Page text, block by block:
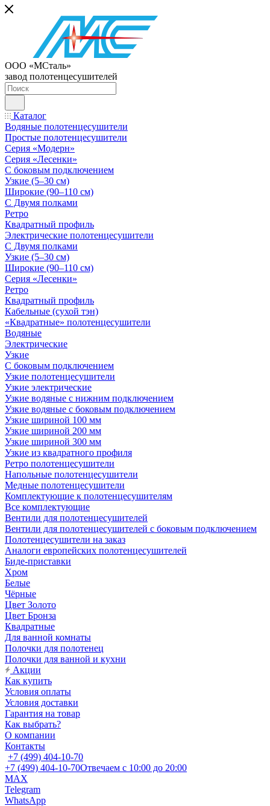
ООО «МСталь»
завод полотенцесушителей
Каталог
Водяные полотенцесушители
Простые полотенцесушители
Серия «Модерн»
Серия «Лесенки»
С боковым подключением
Узкие (5–30 см)
Широкие (90–110 см)
С Двумя полками
Ретро
Квадратный профиль
Электрические полотенцесушители
С Двумя полками
Узкие (5–30 см)
Широкие (90–110 см)
Серия «Лесенки»
Ретро
Квадратный профиль
Кабельные (сухой тэн)
«Квадратные» полотенцесушители
Водяные
Электрические
Узкие
С боковым подключением
Узкие полотенцесушители
Узкие электрические
Узкие водяные с нижним подключением
Узкие водяные с боковым подключением
Узкие шириной 100 мм
Узкие шириной 200 мм
Узкие шириной 300 мм
Узкие из квадратного профиля
Ретро полотенцесушители
Напольные полотенцесушители
Медные полотенцесушители
Комплектующие к полотенцесушителям
Все комплектующие
Вентили для полотенцесушителей
Вентили для полотенцесушителей с боковым подключением
Полотенцесушители на заказ
Аналоги европейских полотенцесушителей
Биде-приставки
Хром
Белые
Чёрные
Цвет Золото
Цвет Бронза
Квадратные
Для ванной комнаты
Полочки для полотенец
Полочки для ванной и кухни
Акции
Как купить
Условия оплаты
Условия доставки
Гарантия на товар
Как выбрать?
О компании
Контакты
+7 (499) 404-10-70
+7 (499) 404-10-70Отвечаем с 10:00 до 20:00
MAX
Telegram
WhatsApp